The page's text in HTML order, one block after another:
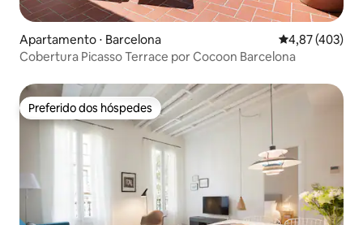
Apartamento ⋅ Barcelona 4,87 de uma
4,87 (403)
Cobertura Picasso Terrace por Cocoon Barcelona
Preferido dos hóspedes
Preferido dos hóspedes